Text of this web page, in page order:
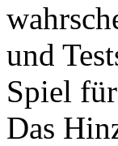
und
Spiel
Das